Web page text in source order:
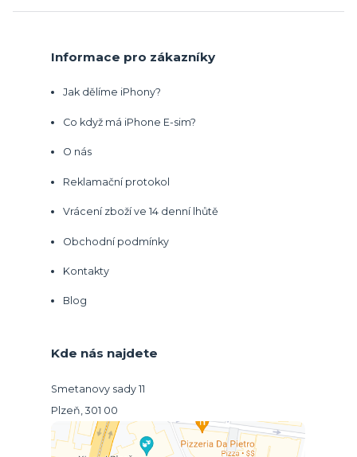
Informace pro zákazníky
Jak dělíme iPhony?
Co když má iPhone E-sim?
O nás
Reklamační protokol
Vrácení zboží ve 14 denní lhůtě
Obchodní podmínky
Kontakty
Blog
Kde nás najdete
Smetanovy sady 11
Plzeň, 301 00